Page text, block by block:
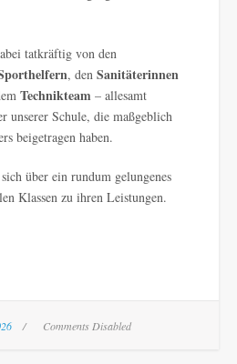
tatkräftig von den
, den Sanitäterinnen
Technikteam – allesamt
unserer Schule, die maßgeblich
beigetragen haben.
über ein rundum gelungenes
Klassen zu ihren Leistungen.
Comments Disabled